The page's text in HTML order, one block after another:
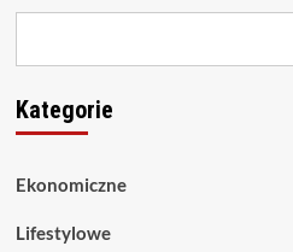
Kategorie
Ekonomiczne
Lifestylowe